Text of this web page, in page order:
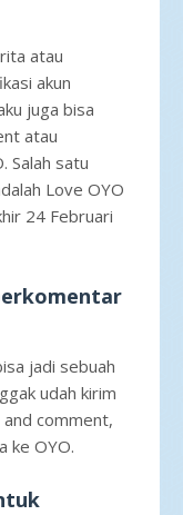
atau
akun
juga bisa
atau
Salah satu
Love OYO
24 Februari
jadi sebuah
udah kirim
and comment,
ke OYO.